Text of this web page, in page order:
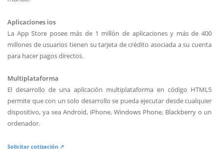
Aplicaciones ios
La App Store posee más de 1 millón de aplicaciones y más de 400
millones de usuarios tienen su tarjeta de crédito asociada a su cuenta
para hacer pagos directos.
Multiplataforma
El desarrollo de una aplicación multiplataforma en código HTML5
permite que con un solo desarrollo se pueda ejecutar desde cualquier
dispositivo, ya sea Android, iPhone, Windows Phone, Blackberry o un
ordenador.
Solicitar cotización ↗